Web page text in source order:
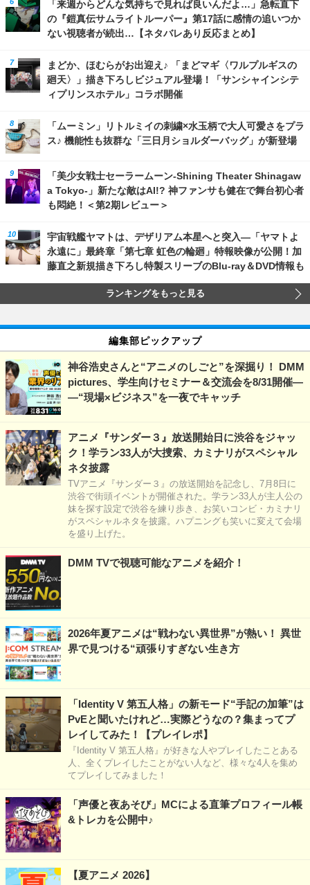
「来週からどんな気持ちで見れば良いんだよ…」急転直下
の『鎧真伝サムライトルーパー』第17話に感情の追いつか
ない視聴者が続出…【ネタバレあり反応まとめ】
まどか、ほむらがお出迎え♪ 「まどマギ〈ワルプルギスの
廻天〉」描き下ろしビジュアル登場！「サンシャインシテ
ィプリンスホテル」コラボ開催
「ムーミン」リトルミイの刺繍×水玉柄で大人可愛さをプラ
ス♪ 機能性も抜群な「三日月ショルダーバッグ」が新登場
「美少女戦士セーラームーン-Shining Theater Shinagaw
a Tokyo-」新たな敵はAI!? 神ファンサも健在で舞台初心者
も悶絶！＜第2期レビュー＞
宇宙戦艦ヤマトは、デザリアム本星へと突入―「ヤマトよ
永遠に」最終章「第七章 虹色の輪廻」特報映像が公開！加
藤直之新規描き下ろし特製スリーブのBlu-ray＆DVD情報も
ランキングをもっと見る
編集部ピックアップ
神谷浩史さんと“アニメのしごと”を深掘り！ DMM
pictures、学生向けセミナー＆交流会を8/31開催―
―“現場×ビジネス”を一夜でキャッチ
アニメ『サンダー３』放送開始日に渋谷をジャッ
ク！学ラン33人が大捜索、カミナリがスペシャル
ネタ披露
TVアニメ『サンダー３』の放送開始を記念し、7月8日に
渋谷で街頭イベントが開催された。学ラン33人が主人公の
妹を探す設定で渋谷を練り歩き、お笑いコンビ・カミナリ
がスペシャルネタを披露。ハプニングも笑いに変えて会場
を盛り上げた。
DMM TVで視聴可能なアニメを紹介！
2026年夏アニメは“戦わない異世界”が熱い！ 異世
界で見つける“頑張りすぎない生き方
「Identity V 第五人格」の新モード“手記の加筆”は
PvEと聞いたけれど…実際どうなの？集まってプ
レイしてみた！【プレイレポ】
『Identity V 第五人格』が好きな人やプレイしたことある
人、全くプレイしたことがない人など、様々な4人を集め
てプレイしてみました！
「声優と夜あそび」MCによる直筆プロフィール帳
&トレカを公開中♪
【夏アニメ 2026】